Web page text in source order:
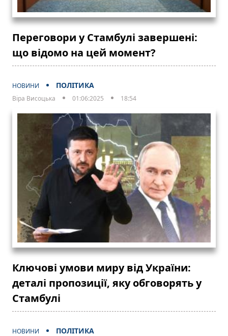
Переговори у Стамбулі завершені:
що відомо на цей момент?
НОВИНИ ПОЛІТИКА
Віра Висоцька 01:06:2025 18:54
Ключові умови миру від України:
деталі пропозиції, яку обговорять у
Стамбулі
НОВИНИ ПОЛІТИКА